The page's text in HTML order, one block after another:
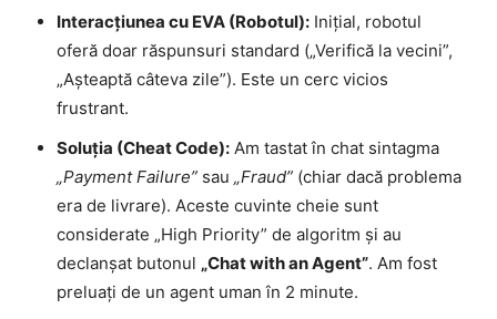
Interacțiunea cu EVA (Robotul): Inițial, robotul
oferă doar răspunsuri standard („Verifică la vecini”,
„Așteaptă câteva zile”). Este un cerc vicios
frustrant.
Soluția (Cheat Code): Am tastat în chat sintagma
„Payment Failure” sau „Fraud” (chiar dacă problema
era de livrare). Aceste cuvinte cheie sunt
considerate „High Priority” de algoritm și au
declanșat butonul „Chat with an Agent”. Am fost
preluați de un agent uman în 2 minute.